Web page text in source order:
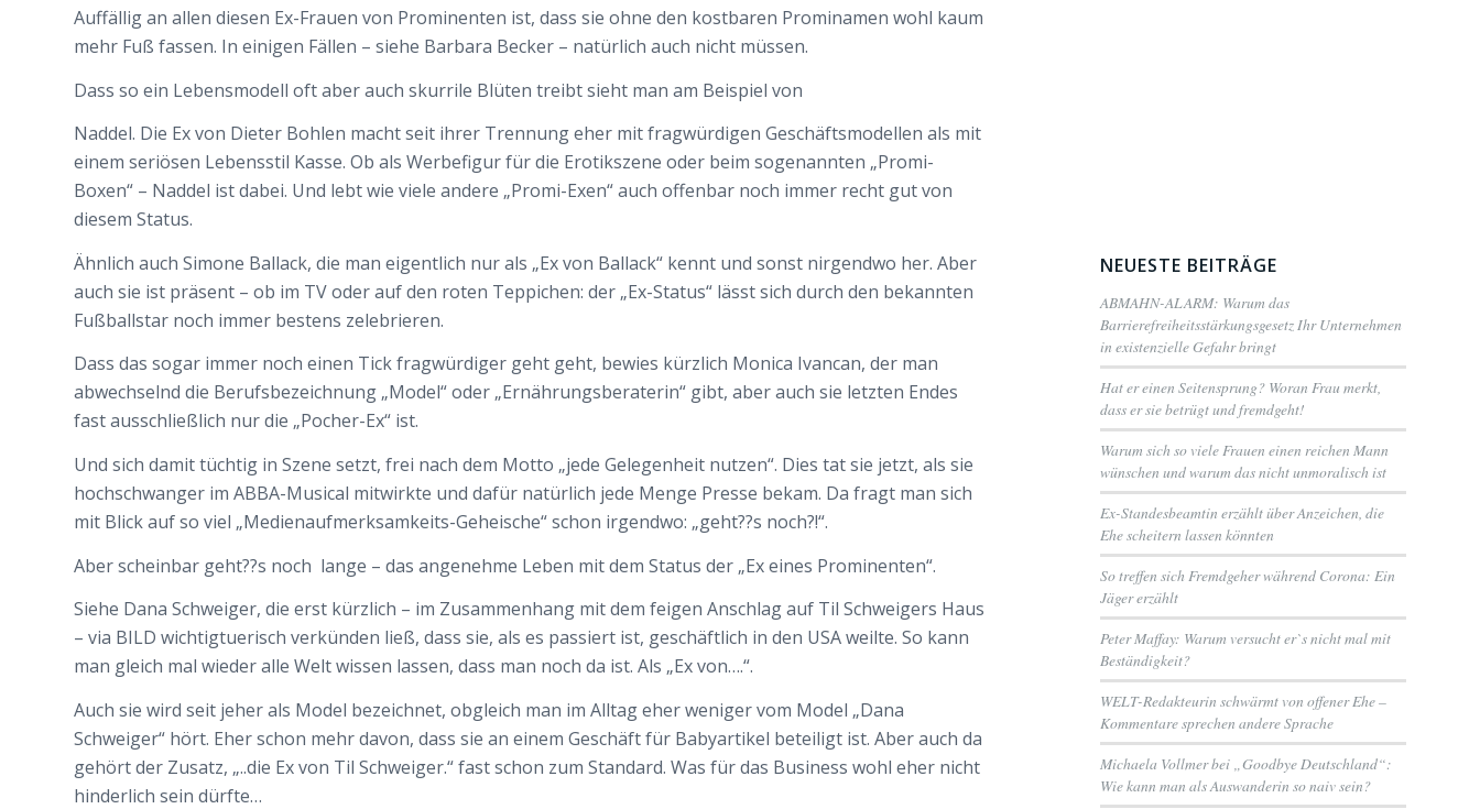
Auffällig an allen diesen Ex-Frauen von Prominenten ist, dass sie ohne den kostbaren Prominamen wohl kaum
mehr Fuß fassen. In einigen Fällen – siehe Barbara Becker – natürlich auch nicht müssen.
Dass so ein Lebensmodell oft aber auch skurrile Blüten treibt sieht man am Beispiel von
Naddel. Die Ex von Dieter Bohlen macht seit ihrer Trennung eher mit fragwürdigen Geschäftsmodellen als mit
einem seriösen Lebensstil Kasse. Ob als Werbefigur für die Erotikszene oder beim sogenannten „Promi-
Boxen“ – Naddel ist dabei. Und lebt wie viele andere „Promi-Exen“ auch offenbar noch immer recht gut von
diesem Status.
Ähnlich auch Simone Ballack, die man eigentlich nur als „Ex von Ballack“ kennt und sonst nirgendwo her. Aber
auch sie ist präsent – ob im TV oder auf den roten Teppichen: der „Ex-Status“ lässt sich durch den bekannten
Fußballstar noch immer bestens zelebrieren.
Dass das sogar immer noch einen Tick fragwürdiger geht geht, bewies kürzlich Monica Ivancan, der man
abwechselnd die Berufsbezeichnung „Model“ oder „Ernährungsberaterin“ gibt, aber auch sie letzten Endes
fast ausschließlich nur die „Pocher-Ex“ ist.
Und sich damit tüchtig in Szene setzt, frei nach dem Motto „jede Gelegenheit nutzen“. Dies tat sie jetzt, als sie
hochschwanger im ABBA-Musical mitwirkte und dafür natürlich jede Menge Presse bekam. Da fragt man sich
mit Blick auf so viel „Medienaufmerksamkeits-Geheische“ schon irgendwo: „geht??s noch?!“.
Aber scheinbar geht??s noch lange – das angenehme Leben mit dem Status der „Ex eines Prominenten“.
Siehe Dana Schweiger, die erst kürzlich – im Zusammenhang mit dem feigen Anschlag auf Til Schweigers Haus
– via BILD wichtigtuerisch verkünden ließ, dass sie, als es passiert ist, geschäftlich in den USA weilte. So kann
man gleich mal wieder alle Welt wissen lassen, dass man noch da ist. Als „Ex von….“.
Auch sie wird seit jeher als Model bezeichnet, obgleich man im Alltag eher weniger vom Model „Dana
Schweiger“ hört. Eher schon mehr davon, dass sie an einem Geschäft für Babyartikel beteiligt ist. Aber auch da
gehört der Zusatz, „..die Ex von Til Schweiger.“ fast schon zum Standard. Was für das Business wohl eher nicht
hinderlich sein dürfte…
NEUESTE BEITRÄGE
ABMAHN-ALARM: Warum das
Barrierefreiheitsstärkungsgesetz Ihr Unternehmen
in existenzielle Gefahr bringt
Hat er einen Seitensprung? Woran Frau merkt,
dass er sie betrügt und fremdgeht!
Warum sich so viele Frauen einen reichen Mann
wünschen und warum das nicht unmoralisch ist
Ex-Standesbeamtin erzählt über Anzeichen, die
Ehe scheitern lassen könnten
So treffen sich Fremdgeher während Corona: Ein
Jäger erzählt
Peter Maffay: Warum versucht er`s nicht mal mit
Beständigkeit?
WELT-Redakteurin schwärmt von offener Ehe –
Kommentare sprechen andere Sprache
Michaela Vollmer bei „Goodbye Deutschland“:
Wie kann man als Auswanderin so naiv sein?